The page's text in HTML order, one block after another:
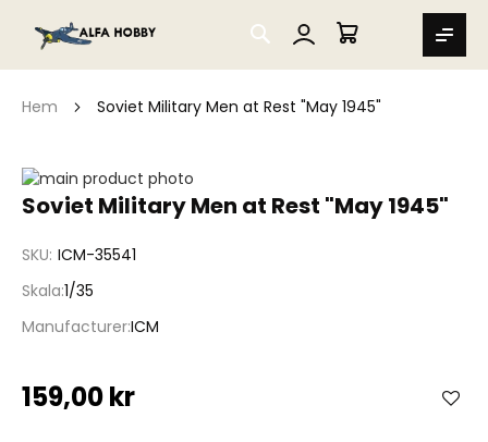
SEARCH
MIN VARUKORG
Hem Soviet Military Men at Rest "May 1945"
Soviet Military Men at Rest "May 1945"
SKU ICM-35541
Skala 1/35
ManufacturerICM
159,00 kr
Hoppa
till
bildgalleriet
Hoppa
av
bildgalleriet